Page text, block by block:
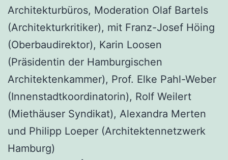
Architekturbüros, Moderation Olaf Bartels
(Architekturkritiker), mit Franz-Josef Höing
(Oberbaudirektor), Karin Loosen
(Präsidentin der Hamburgischen
Architektenkammer), Prof. Elke Pahl-Weber
(Innenstadtkoordinatorin), Rolf Weilert
(Miethäuser Syndikat), Alexandra Merten
und Philipp Loeper (Architektennetzwerk
Hamburg)